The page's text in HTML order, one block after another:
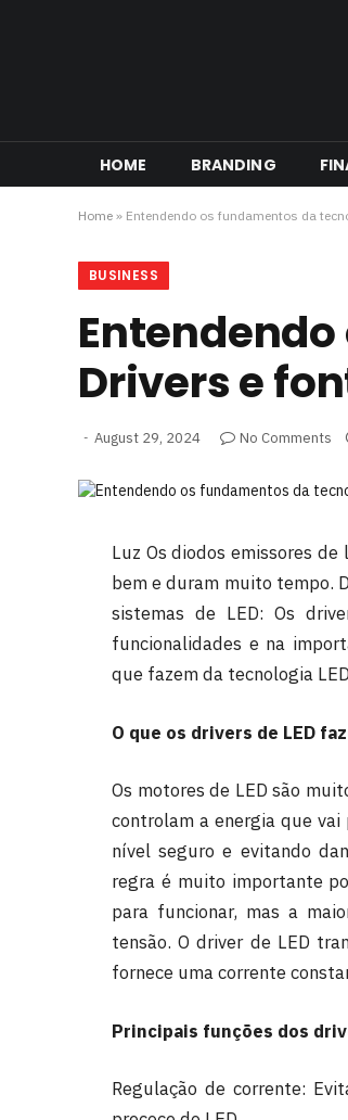
HOME BRANDING
Home » Entendendo os fundamentos da
BUSINESS
Drivers e
August 29, 2024 No Comments
Luz Os diodos emissores
bem e duram muito tempo.
sistemas de LED: Os
funcionalidades e na
que fazem da tecnologia
O que os drivers de LED
Os motores de LED são
controlam a energia que vai
nível seguro e evitando
regra é muito importante
para funcionar, mas a
tensão. O driver de LED
fornece uma corrente
Principais funções dos
Regulação de corrente: